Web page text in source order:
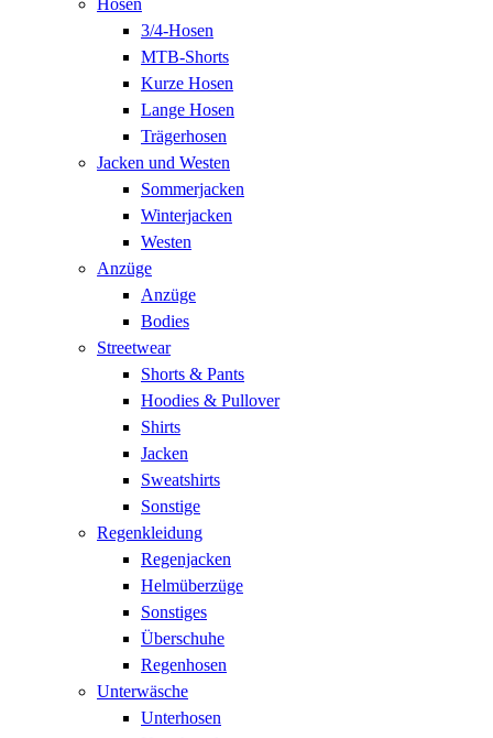
3/4-Hosen
MTB-Shorts
Kurze Hosen
Lange Hosen
Trägerhosen
Jacken und Westen
Sommerjacken
Winterjacken
Westen
Anzüge
Anzüge
Bodies
Streetwear
Shorts & Pants
Hoodies & Pullover
Shirts
Jacken
Sweatshirts
Sonstige
Regenkleidung
Regenjacken
Helmüberzüge
Sonstiges
Überschuhe
Regenhosen
Unterwäsche
Unterhosen